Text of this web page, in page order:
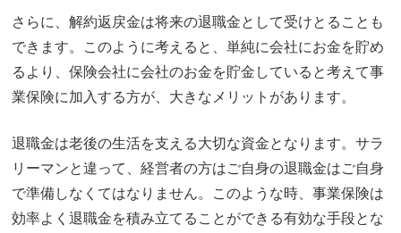
さらに、解約返戻金は将来の退職金として受けとることも
できます。このように考えると、単純に会社にお金を貯め
るより、保険会社に会社のお金を貯金していると考えて事
業保険に加入する方が、大きなメリットがあります。
退職金は老後の生活を支える大切な資金となります。サラ
リーマンと違って、経営者の方はご自身の退職金はご自身
で準備しなくてはなりません。このような時、事業保険は
効率よく退職金を積み立てることができる有効な手段とな